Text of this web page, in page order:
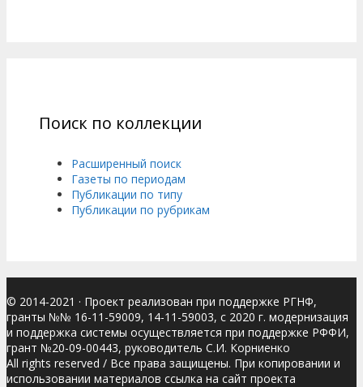
Поиск по коллекции
Расширенный поиск
Газеты по периодам
Публикации по типу
Публикации по рубрикам
© 2014-2021 · Проект реализован при поддержке РГНФ,
гранты №№ 16-11-59009, 14-11-59003, с 2020 г. модернизация
и поддержка системы осуществляется при поддержке РФФИ,
грант №20-09-00443, руководитель С.И. Корниенко
All rights reserved / Все права защищены. При копировании и
использовании материалов ссылка на сайт проекта